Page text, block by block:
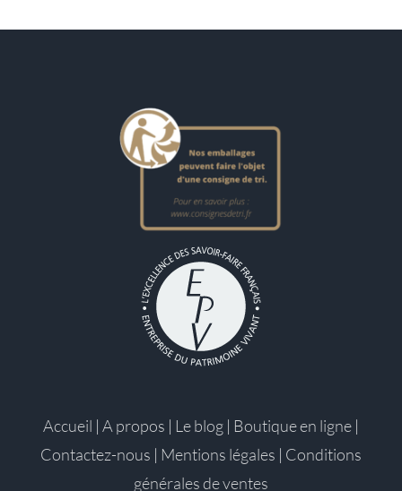
Accueil | A propos | Le blog | Boutique en ligne |
Contactez-nous | Mentions légales | Conditions
générales de ventes